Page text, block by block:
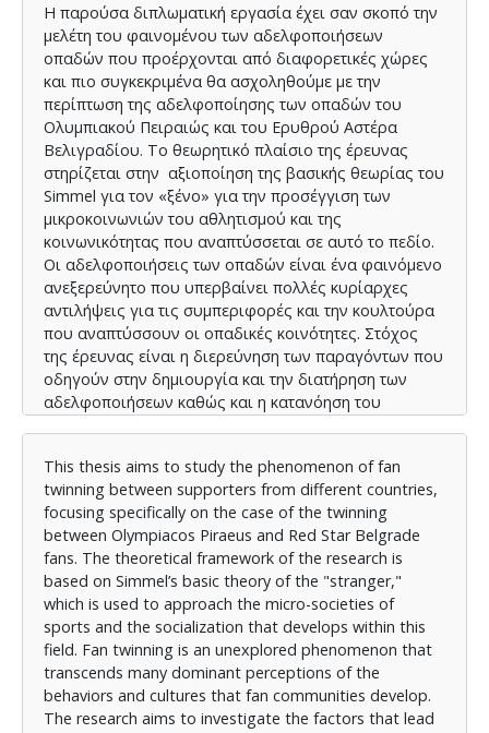
Η παρούσα διπλωματική εργασία έχει σαν σκοπό την
μελέτη του φαινομένου των αδελφοποιήσεων
οπαδών που προέρχονται από διαφορετικές χώρες
και πιο συγκεκριμένα θα ασχοληθούμε με την
περίπτωση της αδελφοποίησης των οπαδών του
Ολυμπιακού Πειραιώς και του Ερυθρού Αστέρα
Βελιγραδίου. Το θεωρητικό πλαίσιο της έρευνας
στηρίζεται στην αξιοποίηση της βασικής θεωρίας του
Simmel για τον «ξένο» για την προσέγγιση των
μικροκοινωνιών του αθλητισμού και της
κοινωνικότητας που αναπτύσσεται σε αυτό το πεδίο.
Οι αδελφοποιήσεις των οπαδών είναι ένα φαινόμενο
ανεξερεύνητο που υπερβαίνει πολλές κυρίαρχες
αντιλήψεις για τις συμπεριφορές και την κουλτούρα
που αναπτύσσουν οι οπαδικές κοινότητες. Στόχος
της έρευνας είναι η διερεύνηση των παραγόντων που
οδηγούν στην δημιουργία και την διατήρηση των
αδελφοποιήσεων καθώς και η κατανόηση του
Η έρευνα πραγματοποιήθηκε με τη μέθοδο των
ημιδομημένων συνεντεύξεων, η οποία μας επέτρεψε,
σε συνδυασμό με την βιβλιογραφική και διαδικτυακή
αναζήτηση, να συλλέξουμε το ερευνητικό υλικό μας.
Η επιλογή αυτής της μεθόδου βασίστηκε στην ανάγκη
αναζήτησης ποιοτικών δεδομένων από τους ίδιους
τους οπαδούς που συμμετέχουν στην αδελφοποίηση
με σκοπό να οδηγηθούμε σε μια βαθύτερη κατανόηση
των εμπειριών και των αντιλήψεων που
αναπτύσσονται μεταξύ τους. Οι συνεντεύξεις
πραγματοποιήθηκαν, στην πλειοψηφία τους, δια
This thesis aims to study the phenomenon of fan
twinning between supporters from different countries,
focusing specifically on the case of the twinning
between Olympiacos Piraeus and Red Star Belgrade
fans. The theoretical framework of the research is
based on Simmel’s basic theory of the "stranger,"
which is used to approach the micro-societies of
sports and the socialization that develops within this
field. Fan twinning is an unexplored phenomenon that
transcends many dominant perceptions of the
behaviors and cultures that fan communities develop.
The research aims to investigate the factors that lead